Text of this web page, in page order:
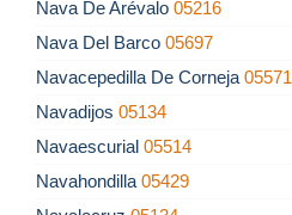
Nava De Arévalo 05216
Nava Del Barco 05697
Navacepedilla De Corneja 05571
Navadijos 05134
Navaescurial 05514
Navahondilla 05429